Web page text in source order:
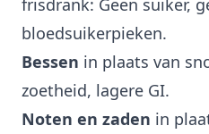
frisdrank: Geen suiker,
bloedsuikerpieken.
Bessen in plaats van
zoetheid, lagere GI.
Noten en zaden in